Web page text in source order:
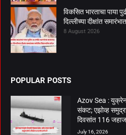
विकसित भारताचा पाया
दिल्लीच्या दीक्षांत
8 August 2026
POPULAR POSTS
Azov Sea :
संकट; एझोव्ह
दिवसांत 116
July 16, 2026